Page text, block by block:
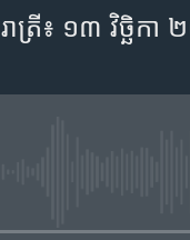
YouTube Music
ត្រី៖ ១៣ វិច្ឆិកា